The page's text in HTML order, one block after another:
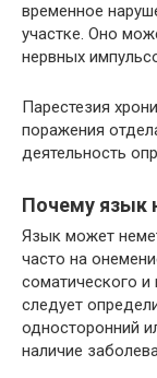
временное
участке. Оно
нервных
Парестезия
поражения
деятельность
Почему язык
Язык может
часто на
соматического
следует
односторонний
наличие